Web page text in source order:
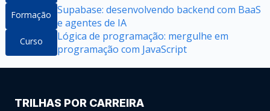
Formação Supabase: desenvolvendo backend com BaaS
e agentes de IA
Curso
Lógica de programação: mergulhe em
programação com JavaScript
TRILHAS POR CARREIRA